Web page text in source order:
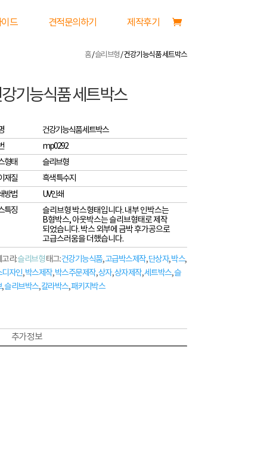
드 견적문의하기 제작후기
홈/슬리브형/ 건강기능식품 세트박스
기능식품 세트박스
건강기능식품 세트박스
mp0292
형태
슬리브형
재질
흑색 특수지
방법
UV인쇄
특징
슬리브형 박스형태입니다. 내부 인박스는
B형박스, 아웃박스는 슬리브형태로 제작
되었습니다. 박스 외부에 금박 후가공으로
고급스러움을 더했습니다.
고리:슬리브형태그:건강기능식품,고급박스제작,단상자,박스,
디자인,박스제작,박스주문제작,상자,상자제작,세트박스,슬
,슬리브박스,칼라박스,패키지박스
추가 정보